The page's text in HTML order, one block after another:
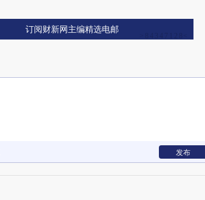
订阅财新网主编精选电邮
发布